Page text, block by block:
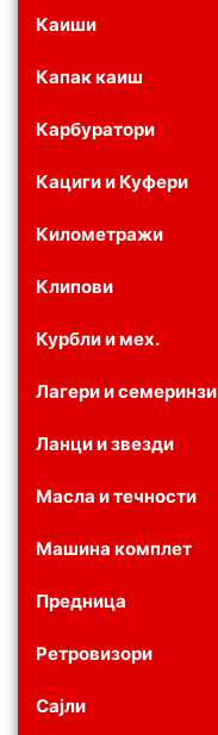
Каиши
Капак каиш
Карбуратори
Кациги и Куфери
Километражи
Клипови
Курбли и мех.
Лагери и семеринзи
Ланци и звезди
Масла и течности
Машина комплет
Предница
Ретровизори
Сајли